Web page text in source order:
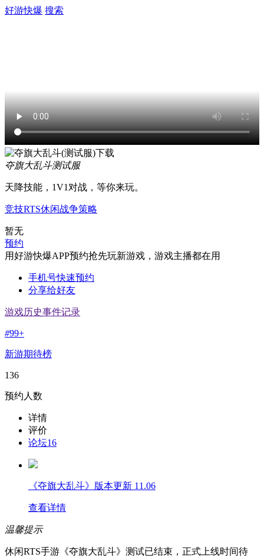
好游快爆 搜索
夺旗大乱斗测试服
天降技能，1V1对战，等你来玩。
竞技RTS休闲战争策略
暂无
预约
用好游快爆APP预约抢先玩新游戏，游戏主播都在用
手机号快速预约
分享给好友
游戏历史事件记录
#99+
新游期待榜
136
预约人数
详情
评价
论坛16
《夺旗大乱斗》版本更新 11.06
查看详情
温馨提示
休闲RTS手游《夺旗大乱斗》测试已结束，正式上线时间待